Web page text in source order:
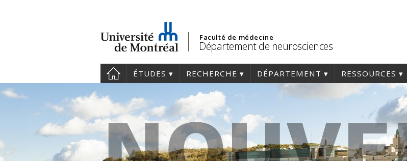
Faculté de médecine
Département de neurosciences
ÉTUDES RECHERCHE DÉPARTEMENT RESSOURCES